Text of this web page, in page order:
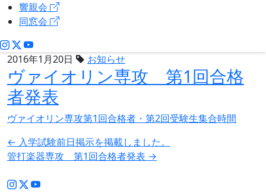
響親会
同窓会
2016年1月20日 お知らせ
ヴァイオリン専攻 第1回合格
者発表
ヴァイオリン専攻第1回合格者・第2回受験生集合時間
投
稿
ナ
← 入学試験前日掲示を掲載しました。
管打楽器専攻 第1回合格者発表 →